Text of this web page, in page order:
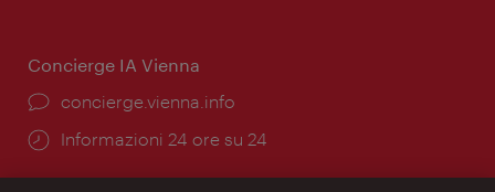
Concierge IA Vienna
Ort:
concierge.vienna.info
Öffnungszeiten:
Informazioni 24 ore su 24